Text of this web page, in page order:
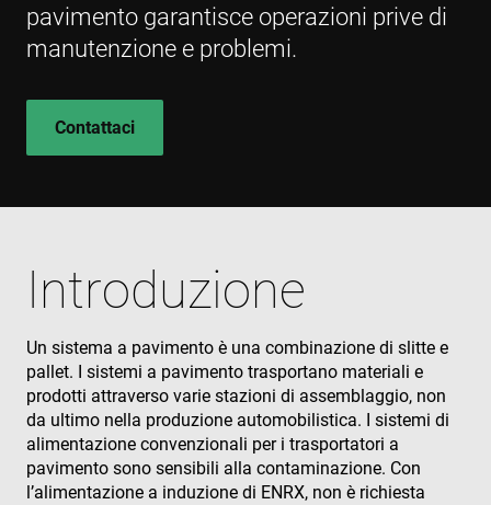
pavimento garantisce operazioni prive di
manutenzione e problemi.
Contattaci
Introduzione
Un sistema a pavimento è una combinazione di slitte e
pallet. I sistemi a pavimento trasportano materiali e
prodotti attraverso varie stazioni di assemblaggio, non
da ultimo nella produzione automobilistica. I sistemi di
alimentazione convenzionali per i trasportatori a
pavimento sono sensibili alla contaminazione. Con
l’alimentazione a induzione di ENRX, non è richiesta